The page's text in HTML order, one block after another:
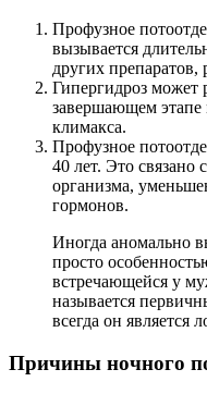
Профузное
вызывается
других
Гипергидроз может
завершающем этапе
климакса.
Профузное
40 лет. Это связано
организма,
гормонов.
Иногда аномально
просто
встречающейся у
называется
всегда он является
Причины ночного